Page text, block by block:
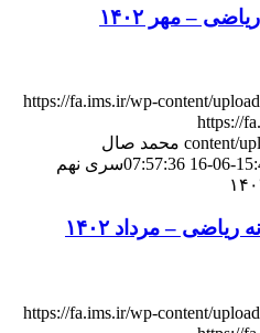
– مهر ۱۴۰۲
https://fa.ims.ir/wp-content/
https://
content/ محمد صال
سری نهم
– مرداد ۱۴۰۲
https://fa.ims.ir/wp-content/